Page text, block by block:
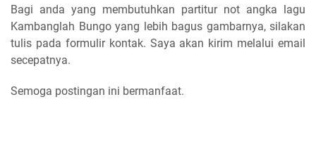
Bagi anda yang membutuhkan partitur not angka lagu
Kambanglah Bungo yang lebih bagus gambarnya, silakan
tulis pada formulir kontak. Saya akan kirim melalui email
secepatnya.
Semoga postingan ini bermanfaat.